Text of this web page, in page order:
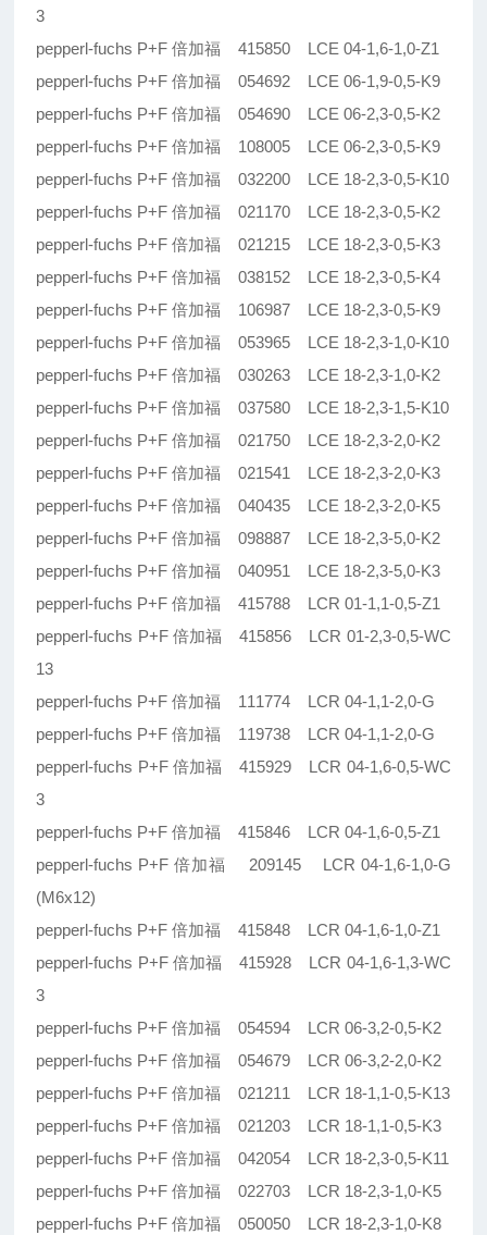
3
pepperl-fuchs P+F 倍加福 415850 LCE 04-1,6-1,0-Z1
pepperl-fuchs P+F 倍加福 054692 LCE 06-1,9-0,5-K9
pepperl-fuchs P+F 倍加福 054690 LCE 06-2,3-0,5-K2
pepperl-fuchs P+F 倍加福 108005 LCE 06-2,3-0,5-K9
pepperl-fuchs P+F 倍加福 032200 LCE 18-2,3-0,5-K10
pepperl-fuchs P+F 倍加福 021170 LCE 18-2,3-0,5-K2
pepperl-fuchs P+F 倍加福 021215 LCE 18-2,3-0,5-K3
pepperl-fuchs P+F 倍加福 038152 LCE 18-2,3-0,5-K4
pepperl-fuchs P+F 倍加福 106987 LCE 18-2,3-0,5-K9
pepperl-fuchs P+F 倍加福 053965 LCE 18-2,3-1,0-K10
pepperl-fuchs P+F 倍加福 030263 LCE 18-2,3-1,0-K2
pepperl-fuchs P+F 倍加福 037580 LCE 18-2,3-1,5-K10
pepperl-fuchs P+F 倍加福 021750 LCE 18-2,3-2,0-K2
pepperl-fuchs P+F 倍加福 021541 LCE 18-2,3-2,0-K3
pepperl-fuchs P+F 倍加福 040435 LCE 18-2,3-2,0-K5
pepperl-fuchs P+F 倍加福 098887 LCE 18-2,3-5,0-K2
pepperl-fuchs P+F 倍加福 040951 LCE 18-2,3-5,0-K3
pepperl-fuchs P+F 倍加福 415788 LCR 01-1,1-0,5-Z1
pepperl-fuchs P+F 倍加福 415856 LCR 01-2,3-0,5-WC
13
pepperl-fuchs P+F 倍加福 111774 LCR 04-1,1-2,0-G
pepperl-fuchs P+F 倍加福 119738 LCR 04-1,1-2,0-G
pepperl-fuchs P+F 倍加福 415929 LCR 04-1,6-0,5-WC
3
pepperl-fuchs P+F 倍加福 415846 LCR 04-1,6-0,5-Z1
pepperl-fuchs P+F 倍加福 209145 LCR 04-1,6-1,0-G
(M6x12)
pepperl-fuchs P+F 倍加福 415848 LCR 04-1,6-1,0-Z1
pepperl-fuchs P+F 倍加福 415928 LCR 04-1,6-1,3-WC
3
pepperl-fuchs P+F 倍加福 054594 LCR 06-3,2-0,5-K2
pepperl-fuchs P+F 倍加福 054679 LCR 06-3,2-2,0-K2
pepperl-fuchs P+F 倍加福 021211 LCR 18-1,1-0,5-K13
pepperl-fuchs P+F 倍加福 021203 LCR 18-1,1-0,5-K3
pepperl-fuchs P+F 倍加福 042054 LCR 18-2,3-0,5-K11
pepperl-fuchs P+F 倍加福 022703 LCR 18-2,3-1,0-K5
pepperl-fuchs P+F 倍加福 050050 LCR 18-2,3-1,0-K8